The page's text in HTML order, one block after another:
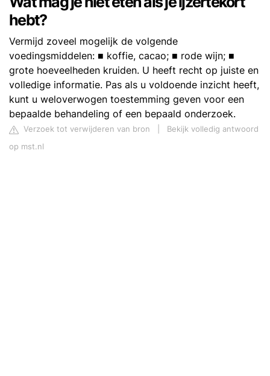
hebt?
Vermijd zoveel mogelijk de volgende
voedingsmiddelen: ■ koffie, cacao; ■ rode wijn; ■
grote hoeveelheden kruiden. U heeft recht op juiste en
volledige informatie. Pas als u voldoende inzicht heeft,
kunt u weloverwogen toestemming geven voor een
bepaalde behandeling of een bepaald onderzoek.
Verzoek tot verwijderen van bron
Bekijk volledig antwoord
op mst.nl